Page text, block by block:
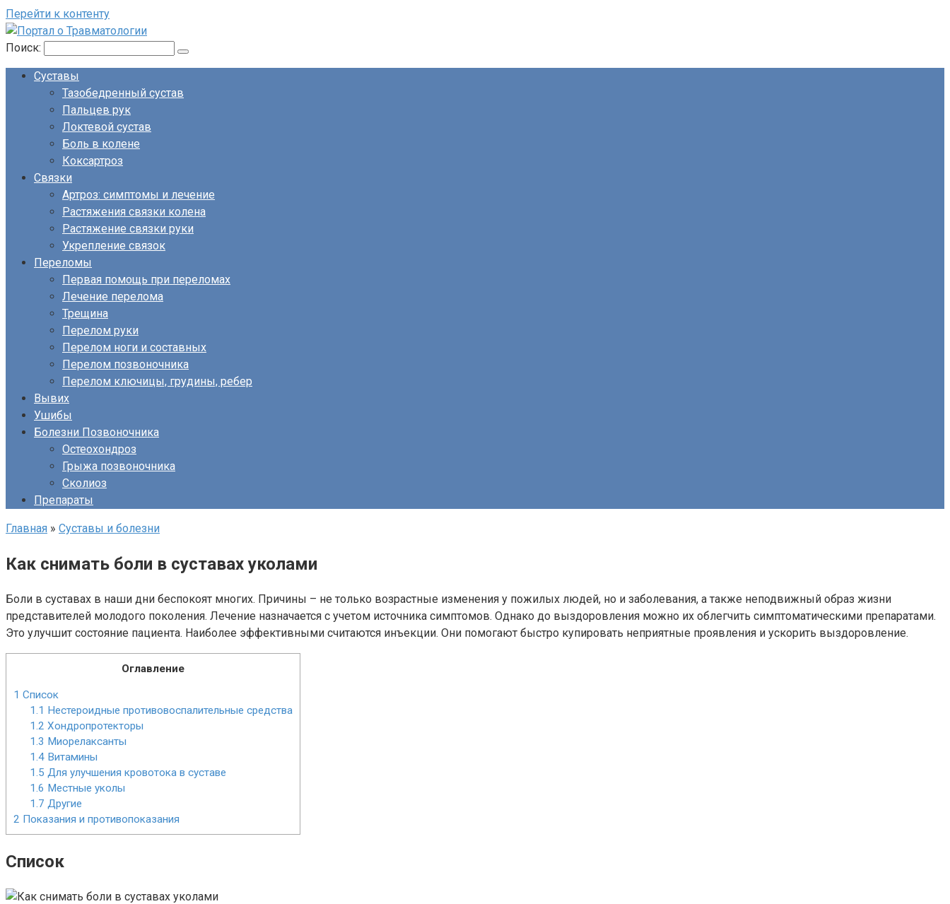
Перейти к контенту
Поиск:
Суставы
Тазобедренный сустав
Пальцев рук
Локтевой сустав
Боль в колене
Коксартроз
Связки
Артроз: симптомы и лечение
Растяжения связки колена
Растяжение связки руки
Укрепление связок
Переломы
Первая помощь при переломах
Лечение перелома
Трещина
Перелом руки
Перелом ноги и составных
Перелом позвоночника
Перелом ключицы, грудины, ребер
Вывих
Ушибы
Болезни Позвоночника
Остеохондроз
Грыжа позвоночника
Сколиоз
Препараты
Главная » Суставы и болезни
Как снимать боли в суставах уколами
Боли в суставах в наши дни беспокоят многих. Причины – не только возрастные изменения у пожилых людей, но и заболевания, а также неподвижный образ жизни
представителей молодого поколения. Лечение назначается с учетом источника симптомов. Однако до выздоровления можно их облегчить симптоматическими препаратами.
Это улучшит состояние пациента. Наиболее эффективными считаются инъекции. Они помогают быстро купировать неприятные проявления и ускорить выздоровление.
Оглавление
1 Список
1.1 Нестероидные противовоспалительные средства
1.2 Хондропротекторы
1.3 Миорелаксанты
1.4Витамины
1.5 Для улучшения кровотока в суставе
1.6 Местные уколы
1.7 Другие
2 Показания и противопоказания
Список